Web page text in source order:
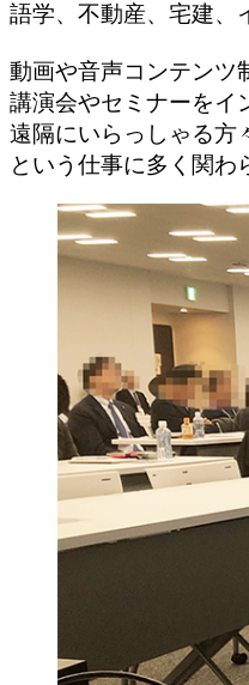
語学、不動産、宅建、
動画や音声コンテンツ
講演会やセミナーをイ
遠隔にいらっしゃる方
という仕事に多く関わ